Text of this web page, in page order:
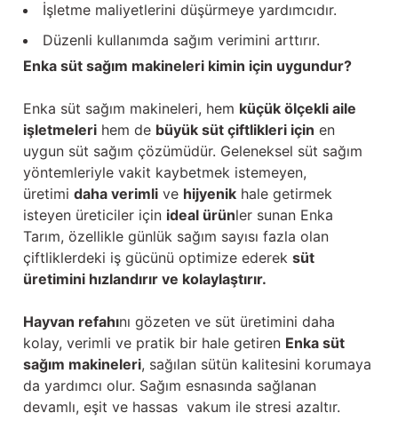
İşletme maliyetlerini düşürmeye yardımcıdır.
Düzenli kullanımda sağım verimini arttırır.
Enka süt sağım makineleri kimin için uygundur?
Enka süt sağım makineleri, hem küçük ölçekli aile
işletmeleri hem de büyük süt çiftlikleri için en
uygun süt sağım çözümüdür. Geleneksel süt sağım
yöntemleriyle vakit kaybetmek istemeyen,
üretimi daha verimli ve hijyenik hale getirmek
isteyen üreticiler için ideal ürünler sunan Enka
Tarım, özellikle günlük sağım sayısı fazla olan
çiftliklerdeki iş gücünü optimize ederek süt
üretimini hızlandırır ve kolaylaştırır.
Hayvan refahını gözeten ve süt üretimini daha
kolay, verimli ve pratik bir hale getiren Enka süt
sağım makineleri, sağılan sütün kalitesini korumaya
da yardımcı olur. Sağım esnasında sağlanan
devamlı, eşit ve hassas vakum ile stresi azaltır.